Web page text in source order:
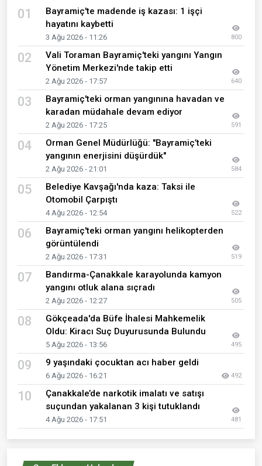
01
Bayramiç'te madende iş kazası: 1 işçi
hayatını kaybetti
3 Ağu 2026 - 11:26 800
02
Vali Toraman Bayramiç'teki yangını Yangın
Yönetim Merkezi'nde takip etti
2 Ağu 2026 - 17:57 640
03
Bayramiç'teki orman yangınına havadan ve
karadan müdahale devam ediyor
2 Ağu 2026 - 17:25 591
04
Orman Genel Müdürlüğü: "Bayramiç’teki
yangının enerjisini düşürdük"
2 Ağu 2026 - 21:01 584
05
Belediye Kavşağı'nda kaza: Taksi ile
Otomobil Çarpıştı
4 Ağu 2026 - 12:54 522
06
Bayramiç'teki orman yangını helikopterden
görüntülendi
2 Ağu 2026 - 17:31 519
07
Bandırma-Çanakkale karayolunda kamyon
yangını otluk alana sıçradı
2 Ağu 2026 - 12:27 505
08
Gökçeada'da Büfe İhalesi Mahkemelik
Oldu: Kiracı Suç Duyurusunda Bulundu
5 Ağu 2026 - 13:56 495
09 9 yaşındaki çocuktan acı haber geldi
6 Ağu 2026 - 16:21 492
10
Çanakkale’de narkotik imalatı ve satışı
suçundan yakalanan 3 kişi tutuklandı
4 Ağu 2026 - 17:51 481